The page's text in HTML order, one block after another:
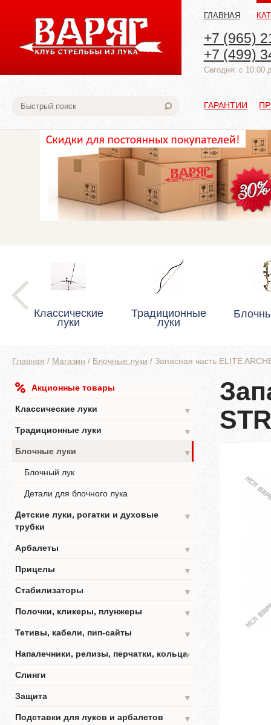
ГЛАВНАЯ
+7 (965)
+7 (499)
Cегодня: с 10:00
ГАРАНТИИ
Классические
луки
Традиционные
луки
Главная / Магазин / Блочные луки / Запасная часть ELITE
Акционные товары
Классические луки
▼
Традиционные луки
▼
Блочные луки
▼
Блочный лук
Детали для блочного лука
Детские луки, рогатки и духовые
трубки
▼
Арбалеты
▼
Прицелы
▼
Стабилизаторы
▼
Полочки, кликеры, плунжеры
▼
Тетивы, кабели, пип-сайты
▼
Напалечники, релизы, перчатки, кольца▼
Слинги
Защита
▼
Подставки для луков и арбалетов
▼